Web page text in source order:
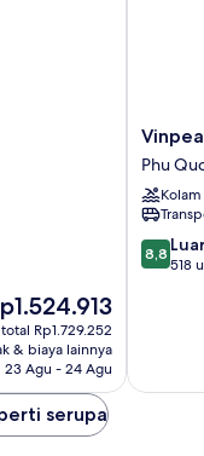
total Rp1.729.252
& biaya lainnya
23 Agu - 24 Agu
Vinpearl
Phu
Quoc
Phu
Quoc
Phu
8.8
dari
8,8
518
serupa